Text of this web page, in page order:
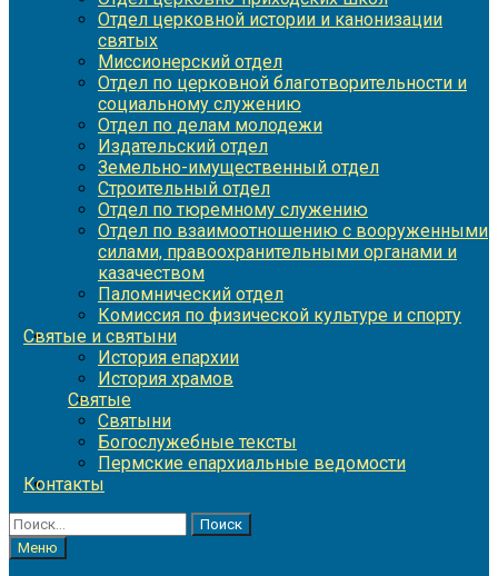
Отдел церковной истории и канонизации
святых
Миссионерский отдел
Отдел по церковной благотворительности и
социальному служению
Отдел по делам молодежи
Издательский отдел
Земельно-имущественный отдел
Строительный отдел
Отдел по тюремному служению
Отдел по взаимоотношению с вооруженными
силами, правоохранительными органами и
казачеством
Паломнический отдел
Комиссия по физической культуре и спорту
Святые и святыни
История епархии
История храмов
Святые
Святыни
Богослужебные тексты
Пермские епархиальные ведомости
Контакты
Найти:
Меню